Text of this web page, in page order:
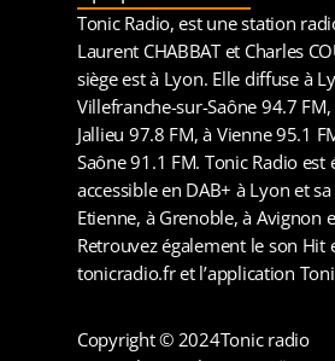
Tonic Radio, est une station
Laurent CHABBAT et Charles
siège est à Lyon. Elle diffuse à
Villefranche-sur-Saône 94.7
Jallieu 97.8 FM, à Vienne 95.1
Saône 91.1 FM. Tonic Radio est
accessible en DAB+ à Lyon et
Etienne, à Grenoble, à Avignon
Retrouvez également le son Hit
tonicradio.fr et l’application
Copyright © 2024Tonic radio